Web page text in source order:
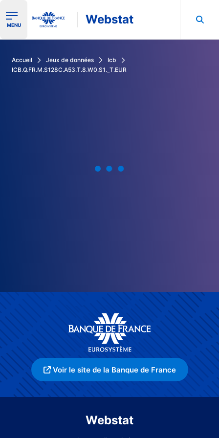
Ouvrir le menu de navigation
MENU Webstat
Accueil Jeux de données
Icb
ICB.Q.FR.M.S128C.A53.T.8.W0.S1._T.EUR
Voir le site de la Banque de France
Webstat